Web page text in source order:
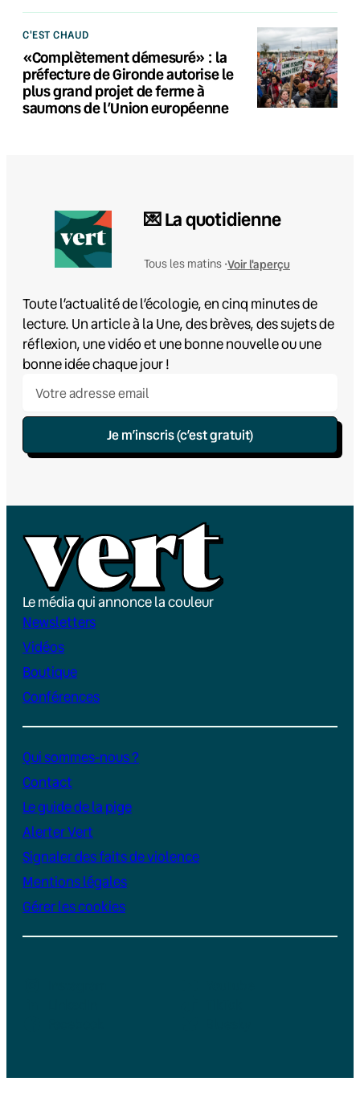
C'EST CHAUD
«Complètement démesuré» : la
préfecture de Gironde autorise le
plus grand projet de ferme à
saumons de l’Union européenne
💌 La quotidienne
Tous les matins •Voir l'aperçu
Toute l’actualité de l’écologie, en cinq minutes de
lecture. Un article à la Une, des brèves, des sujets de
réflexion, une vidéo et une bonne nouvelle ou une
bonne idée chaque jour !
Je m’inscris (c’est gratuit)
Le média qui annonce la couleur
Newsletters
Vidéos
Boutique
Conférences
Qui sommes-nous ?
Contact
Le guide de la pige
Alerter Vert
Signaler des faits de violence
Mentions légales
Gérer les cookies